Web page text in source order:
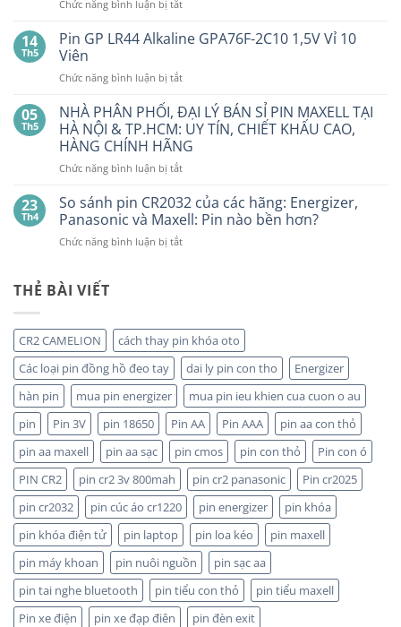
Con
Dung
Lượng
Bao
Nhiêu?
Mua
con
thỏ
giá
rẻ
ở
đâu
Chức năng bình luận bị tắtở
Ô
PIN
NGỜ?
PIN
MAXELL
CR2032S Cao
cấp
14
Th5
Pin GP LR44 Alkaline GPA76F-2C10 1,5V Vỉ 10
Viên
Chức năng bình luận bị tắtở
GP
LR44
Alkaline
GPA76F-
2C10
Vỉ
10
Viên
05
Th5
NHÀ PHÂN PHỐI, ĐẠI LÝ BÁN SỈ PIN MAXELL TẠI
HÀ NỘI & TP.HCM: UY TÍN, CHIẾT KHẤU CAO,
HÀNG CHÍNH HÃNG
Chức năng bình luận bị tắtở
PHÂN
PHỐI,
ĐẠI
LÝ
HÀ
NỘI
&
TP.HCM:
UY
TÍN,
CHIẾT
KHẤU
CAO,
HÀNG
CHÍNH
HÃNG
23
Th4
So sánh pin CR2032 của các hãng: Energizer,
Panasonic và Maxell: Pin nào bền hơn?
Chức năng bình luận bị tắtở
các
hãng:
Energizer,
Panasonic
và
Maxell:
Pin
nào
bền
hơn?
THẺ BÀI VIẾT
CR2 CAMELION
cách thay pin khóa oto
Các loại pin đồng hồ đeo tay
dai ly pin con tho
Energizer
hàn pin
mua pin energizer
mua pin ieu khien cua cuon o au
pin
Pin 3V pin 18650 Pin AA Pin AAA
pin aa con thỏ
pin aa maxell
pin aa sạc pin cmos pin con thỏ
Pin con ó
PIN CR2
pin cr2 3v 800mah pin cr2 panasonic
Pin cr2025
pin cr2032
pin cúc áo cr1220 pin energizer
pin khóa
pin khóa điện tử
pin laptop pin loa kéo
pin maxell
pin máy khoan
pin nuôi nguồn
pin sạc aa
pin tai nghe bluetooth
pin tiểu con thỏ
pin tiểu maxell
Pin xe điện
pin xe đạp điên
pin đèn exit